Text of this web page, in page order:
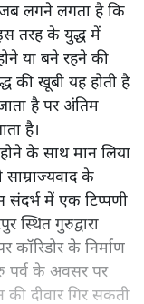
जब लगने लगता है कि
तरह के युद्ध में
या बने रहने की
की खूबी यह होती है
है पर अंतिम
है।
के साथ मान लिया
के
संदर्भ में एक टिप्पणी
स्थित गुरुद्वारा
कॉरिडोर के निर्माण
पर्व के अवसर पर
की दीवार गिर सकती